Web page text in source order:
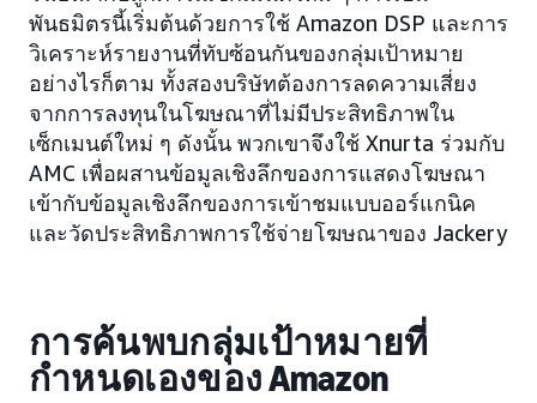
พันธมิตรนี้เริ่มต้นด้วยการใช้ Amazon DSP และการ
วิเคราะห์รายงานที่ทับซ้อนกันของกลุ่มเป้าหมาย
อย่างไรก็ตาม ทั้งสองบริษัทต้องการลดความเสี่ยง
จากการลงทุนในโฆษณาที่ไม่มีประสิทธิภาพใน
เซ็กเมนต์ใหม่ ๆ ดังนั้น พวกเขาจึงใช้ Xnurta ร่วมกับ
AMC เพื่อผสานข้อมูลเชิงลึกของการแสดงโฆษณา
เข้ากับข้อมูลเชิงลึกของการเข้าชมแบบออร์แกนิค
และวัดประสิทธิภาพการใช้จ่ายโฆษณาของ Jackery
การค้นพบกลุ่มเป้าหมายที่
กำหนดเองของ Amazon